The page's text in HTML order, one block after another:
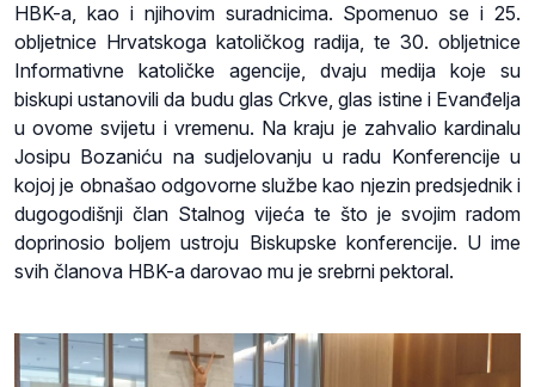
HBK-a, kao i njihovim suradnicima. Spomenuo se i 25.
obljetnice Hrvatskoga katoličkog radija, te 30. obljetnice
Informativne katoličke agencije, dvaju medija koje su
biskupi ustanovili da budu glas Crkve, glas istine i Evanđelja
u ovome svijetu i vremenu. Na kraju je zahvalio kardinalu
Josipu Bozaniću na sudjelovanju u radu Konferencije u
kojoj je obnašao odgovorne službe kao njezin predsjednik i
dugogodišnji član Stalnog vijeća te što je svojim radom
doprinosio boljem ustroju Biskupske konferencije. U ime
svih članova HBK-a darovao mu je srebrni pektoral.